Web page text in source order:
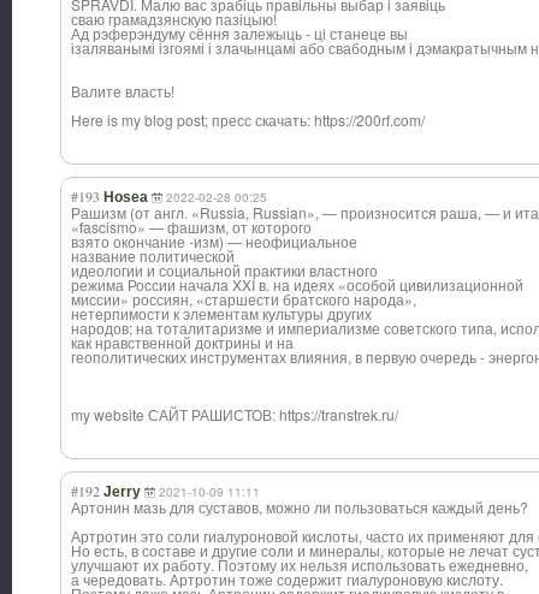
SPRAVDI. Малю вас зрабіць правільны выбар і заявіць
сваю грамадзянскую пазіцыю!
Ад рэферэндуму сёння залежыць - ці станеце вы
ізаляванымі ізгоямі і злачынцамі або свабодным і дэмакратычным
Валите власть!
Here is my blog post; пресс скачать: https://200rf.com/
#193 Hosea 2022-02-28 00:25
Рашизм (от англ. «Russia, Russian», — произносится раша, — и
«fascismo» — фашизм, от которого
взято окончание -изм) — неофициальное
название политической
идеологии и социальной практики властного
режима России начала XXI в. на идеях «особой цивилизационной
миссии» россиян, «старшести братского народа»,
нетерпимости к элементам культуры других
народов; на тоталитаризме и империализме советского типа,
как нравственной доктрины и на
геополитических инструментах влияния, в первую очередь -
my website САЙТ РАШИСТОВ: https://transtrek.ru/
#192 Jerry 2021-10-09 11:11
Артонин мазь для суставов, можно ли пользоваться каждый день?
Артротин это соли гиалуроновой кислоты, часто их применяют для
Но есть, в составе и другие соли и минералы, которые не лечат
улучшают их работу. Поэтому их нельзя использовать ежедневно,
а чередовать. Артротин тоже содержит гиалуроновую кислоту.